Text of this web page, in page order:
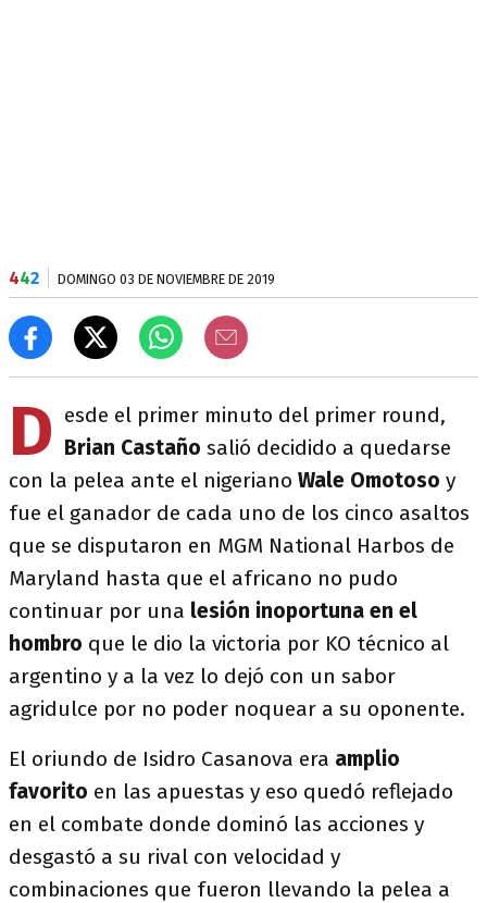
442 DOMINGO 03 DE NOVIEMBRE DE 2019
D esde el primer minuto del primer round,
Brian Castaño salió decidido a quedarse
con la pelea ante el nigeriano Wale Omotoso y
fue el ganador de cada uno de los cinco asaltos
que se disputaron en MGM National Harbos de
Maryland hasta que el africano no pudo
continuar por una lesión inoportuna en el
hombro que le dio la victoria por KO técnico al
argentino y a la vez lo dejó con un sabor
agridulce por no poder noquear a su oponente.
El oriundo de Isidro Casanova era amplio
favorito en las apuestas y eso quedó reflejado
en el combate donde dominó las acciones y
desgastó a su rival con velocidad y
combinaciones que fueron llevando la pelea a